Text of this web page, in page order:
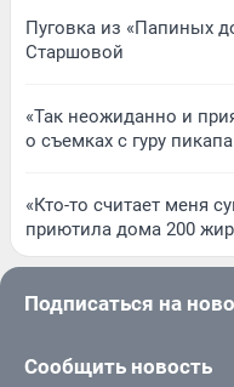
Пуговка из «Папиных
Старшовой
«Так неожиданно и
о съемках с гуру
«Кто-то считает меня
приютила дома 200
Подписаться на
Сообщить новость